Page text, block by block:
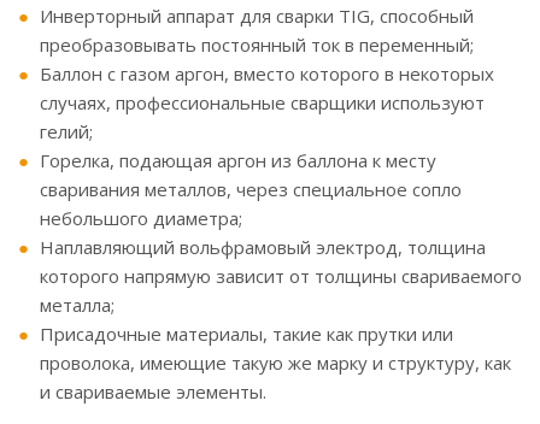
Инверторный аппарат для сварки TIG, способный
преобразовывать постоянный ток в переменный;
Баллон с газом аргон, вместо которого в некоторых
случаях, профессиональные сварщики используют
гелий;
Горелка, подающая аргон из баллона к месту
сваривания металлов, через специальное сопло
небольшого диаметра;
Наплавляющий вольфрамовый электрод, толщина
которого напрямую зависит от толщины свариваемого
металла;
Присадочные материалы, такие как прутки или
проволока, имеющие такую же марку и структуру, как
и свариваемые элементы.